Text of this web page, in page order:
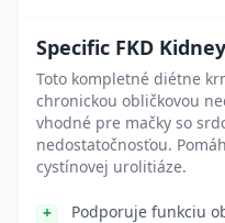
Specific FKD
Toto kompletné diétne
chronickou obličkovou
vhodné pre mačky so
nedostatočnosťou.
cystínovej urolitiáze.
Podporuje funkciu